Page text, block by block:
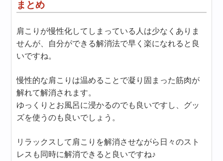
まとめ
肩こりが慢性化してしまっている人は少なくありま
せんが、自分ができる解消法で早く楽になれると良
いですね。
慢性的な肩こりは温めることで凝り固まった筋肉が
解れて解消されます。
ゆっくりとお風呂に浸かるのでも良いですし、グッ
ズを使うのも良いでしょう。
リラックスして肩こりを解消させながら日々のスト
レスも同時に解消できると良いですね♪